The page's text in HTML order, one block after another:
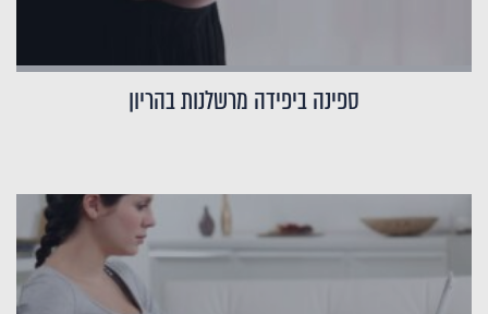
ספינה ביפידה מרשלנות בהריון